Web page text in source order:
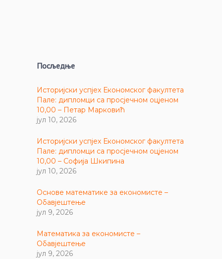
Посљедње
Историјски успјех Економског факултета
Пале: дипломци са просјечном оцјеном
10,00 – Петар Марковић
јул 10, 2026
Историјски успјех Економског факултета
Пале: дипломци са просјечном оцјеном
10,00 – Софија Шкипина
јул 10, 2026
Основе математике за економисте –
Обавјештење
јул 9, 2026
Математика за економисте –
Обавјештење
јул 9, 2026